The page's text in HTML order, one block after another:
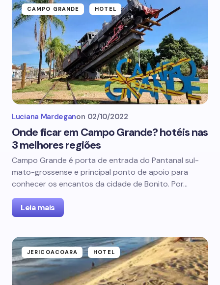
CAMPO GRANDE HOTEL
Luciana Mardeganon 02/10/2022
Onde ficar em Campo Grande? hotéis nas
3 melhores regiões
Campo Grande é porta de entrada do Pantanal sul-
mato-grossense e principal ponto de apoio para
conhecer os encantos da cidade de Bonito. Por…
Leia mais
JERICOACOARA HOTEL